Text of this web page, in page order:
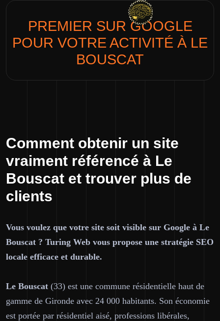
PREMIER SUR GOOGLE
POUR VOTRE ACTIVITÉ À LE
BOUSCAT
Comment obtenir un site
vraiment référencé à Le
Bouscat et trouver plus de
clients
Vous voulez que votre site soit visible sur Google à Le
Bouscat ? Turing Web vous propose une stratégie SEO
locale efficace et durable.
Le Bouscat (33) est une commune résidentielle haut de
gamme de Gironde avec 24 000 habitants. Son économie
est portée par résidentiel aisé, professions libérales,